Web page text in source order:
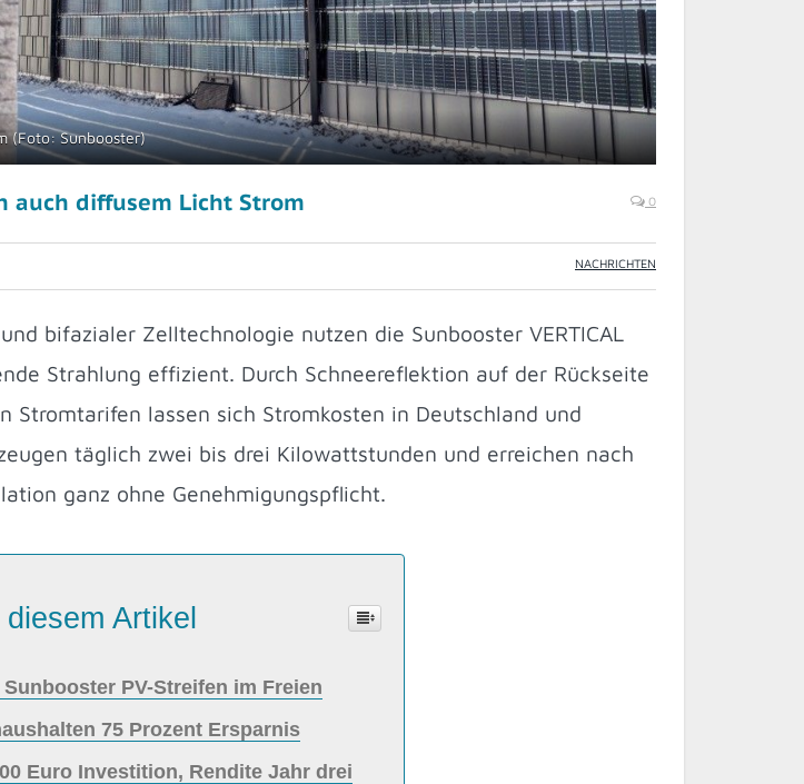
(Foto: Sunbooster)
auch diffusem Licht Strom 0
NACHRICHTEN
bifazialer Zelltechnologie nutzen die Sunbooster VERTICAL
Strahlung effizient. Durch Schneereflektion auf der Rückseite
lassen sich Stromkosten in Deutschland und
täglich zwei bis drei Kilowattstunden und erreichen nach
ganz ohne Genehmigungspflicht.
Artikel
PV-Streifen im Freien
75 Prozent Ersparnis
Euro Investition, Rendite Jahr drei